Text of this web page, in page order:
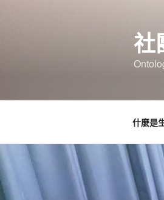
社
什麼是